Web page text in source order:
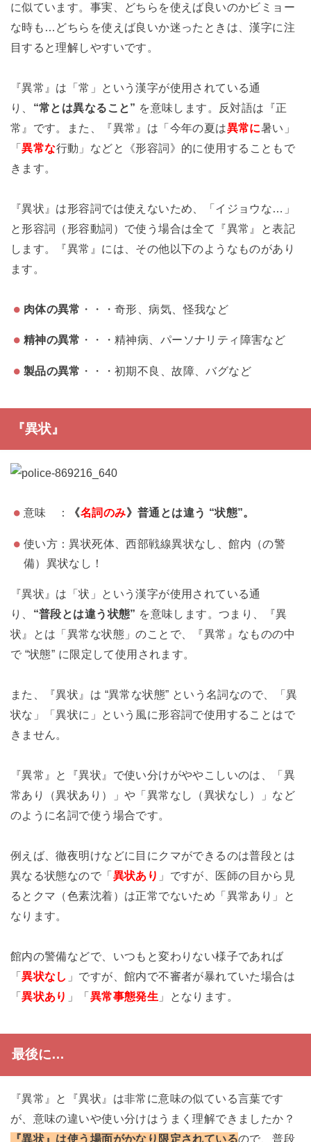
に似ています。事実、どちらを使えば良いのかビミョー
な時も…どちらを使えば良いか迷ったときは、漢字に注
目すると理解しやすいです。
『異常』は「常」という漢字が使用されている通
り、 “常とは異なること” を意味します。反対語は『正
常』です。また、『異常』は「今年の夏は異常に暑い」
「異常な行動」などと《形容詞》的に使用することもで
きます。
『異状』は形容詞では使えないため、「イジョウな…」
と形容詞（形容動詞）で使う場合は全て『異常』と表記
します。『異常』には、その他以下のようなものがあり
ます。
肉体の異常 ・・・奇形、病気、怪我など
精神の異常 ・・・精神病、パーソナリティ障害など
製品の異常 ・・・初期不良、故障、バグなど
『異状』
意味 ： 《名詞のみ》普通とは違う “状態”。
使い方：異状死体、西部戦線異状なし、館内（の警
備）異状なし！
『異状』は「状」という漢字が使用されている通
り、 “普段とは違う状態” を意味します。つまり、『異
状』とは「異常な状態」のことで、『異常』なものの中
で “状態” に限定して使用されます。
また、『異状』は “異常な状態” という名詞なので、「異
状な」「異状に」という風に形容詞で使用することはで
きません。
『異常』と『異状』で使い分けがややこしいのは、「異
常あり（異状あり）」や「異常なし（異状なし）」など
のように名詞で使う場合です。
例えば、徹夜明けなどに目にクマができるのは普段とは
異なる状態なので「異状あり 」ですが、医師の目から見
るとクマ（色素沈着）は正常でないため「異常あり」と
なります。
館内の警備などで、いつもと変わりない様子であれば
「異状なし 」ですが、館内で不審者が暴れていた場合は
「異状あり 」「異常事態発生 」となります。
最後に…
『異常』と『異状』は非常に意味の似ている言葉です
が、意味の違いや使い分けはうまく理解できましたか？
『異状』は使う場面がかなり限定されているので、普段